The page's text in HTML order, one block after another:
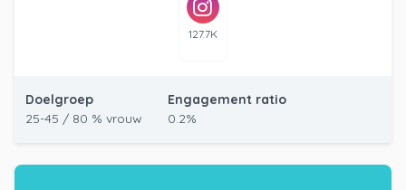
127.7K
Doelgroep
25-45 / 80 % vrouw
Engagement ratio
0.2%